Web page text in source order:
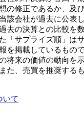
の修正であるか、及
該会社が過去に公表
去の決算との比較を
「サプライズ順」は
を掲載しているもの
将来の価値の動向を
た、売買を推奨する
いて